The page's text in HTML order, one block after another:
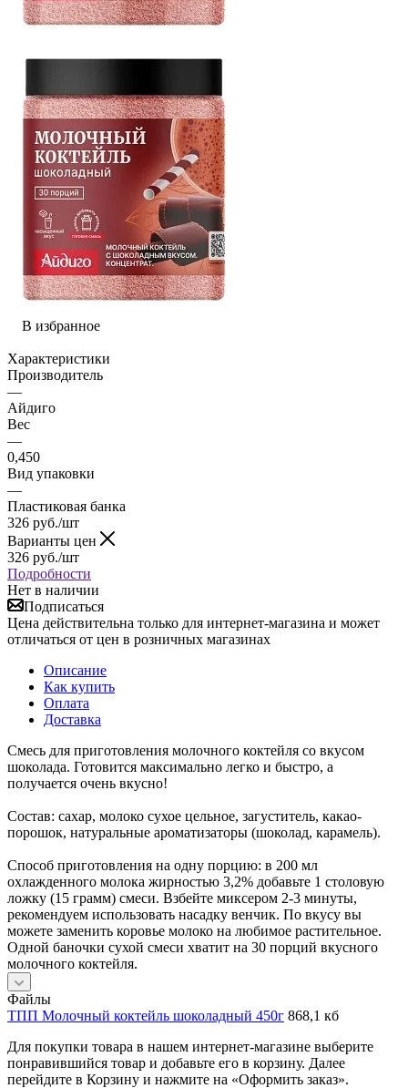
В избранное
Характеристики
Производитель
—
Айдиго
Вес
—
0,450
Вид упаковки
—
Пластиковая банка
326 руб./шт
Варианты цен
326 руб./шт
Подробности
Нет в наличии
Подписаться
Цена действительна только для интернет-магазина и может
отличаться от цен в розничных магазинах
Описание
Как купить
Оплата
Доставка
Смесь для приготовления молочного коктейля со вкусом
шоколада. Готовится максимально легко и быстро, а
получается очень вкусно!
Состав: сахар, молоко сухое цельное, загуститель, какао-
порошок, натуральные ароматизаторы (шоколад, карамель).
Способ приготовления на одну порцию: в 200 мл
охлажденного молока жирностью 3,2% добавьте 1 столовую
ложку (15 грамм) смеси. Взбейте миксером 2-3 минуты,
рекомендуем использовать насадку венчик. По вкусу вы
можете заменить коровье молоко на любимое растительное.
Одной баночки сухой смеси хватит на 30 порций вкусного
молочного коктейля.
Файлы
ТПП Молочный коктейль шоколадный 450г 868,1 кб
Для покупки товара в нашем интернет-магазине выберите
понравившийся товар и добавьте его в корзину. Далее
перейдите в Корзину и нажмите на «Оформить заказ».